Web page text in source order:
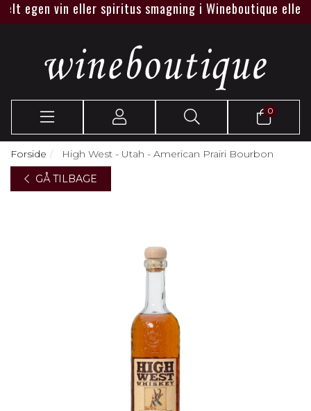
egen vin eller spiritus smagning i Wineboutique eller
0
Forside
High West - Utah - American Prairi Bourbon
GÅ TILBAGE